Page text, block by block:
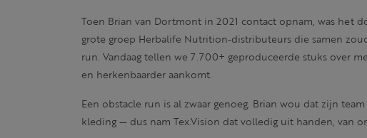
Toen Brian van Dortmont in 2021 contact opnam, was het
grote groep Herbalife Nutrition-distributeurs die samen
run. Vandaag tellen we 7.700+ geproduceerde stuks over
en herkenbaarder aankomt.
Een obstacle run is al zwaar genoeg. Brian wou dat zijn
kleding — dus nam Tex.Vision dat volledig uit handen, van